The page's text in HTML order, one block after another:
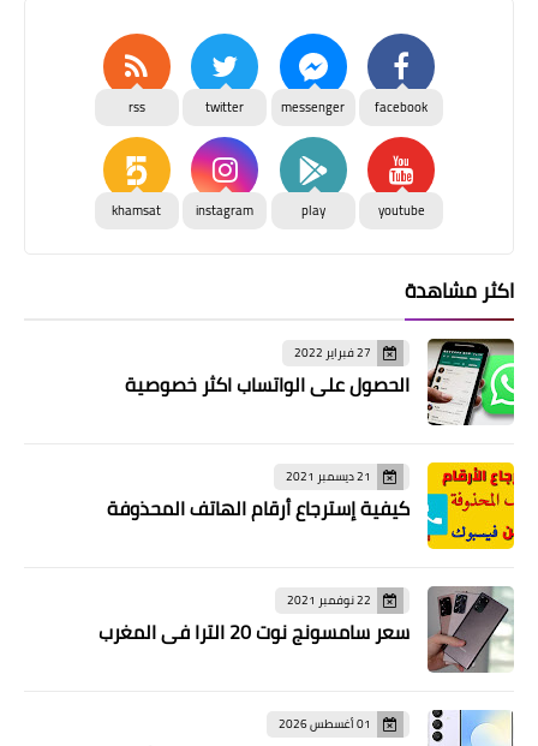
facebook
messenger
twitter
rss
youtube
play
instagram
khamsat
اكثر مشاهدة
27 فبراير 2022
الحصول على الواتساب اكثر خصوصية
21 ديسمبر 2021
كيفية إسترجاع أرقام الهاتف المحذوفة
22 نوفمبر 2021
سعر سامسونج نوت 20 الترا في المغرب
01 أغسطس 2026